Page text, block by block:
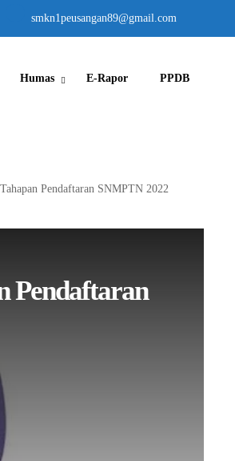
smkn1peusangan89@gmail.com
Humas E-Rapor PPDB
Pendaftaran SNMPTN 2022
Pendaftaran